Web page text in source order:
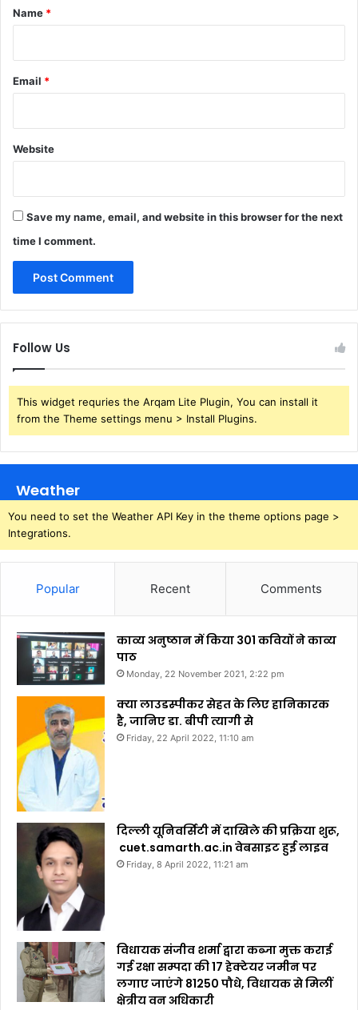
*
Name *
Email *
Website
Save my name, email, and website in this browser for the next
time I comment.
Follow Us
This widget requries the Arqam Lite Plugin, You can install it
from the Theme settings menu > Install Plugins.
Weather
You need to set the Weather API Key in the theme options page >
Integrations.
Popular Recent Comments
काव्य अनुष्ठान में किया 301 कवियों ने काव्य
पाठ
Monday, 22 November 2021, 2:22 pm
क्या लाउडस्पीकर सेहत के लिए हानिकारक
है, जानिए डा. बीपी त्यागी से
Friday, 22 April 2022, 11:10 am
दिल्ली यूनिवर्सिटी में दाखिले की प्रक्रिया शुरू,
cuet.samarth.ac.in वेबसाइट हुई लाइव
Friday, 8 April 2022, 11:21 am
विधायक संजीव शर्मा द्वारा कब्जा मुक्त कराई
गई रक्षा सम्पदा की 17 हेक्टेयर जमीन पर
लगाए जाएंगे 81250 पौधे, विधायक से मिलीं
क्षेत्रीय वन अधिकारी